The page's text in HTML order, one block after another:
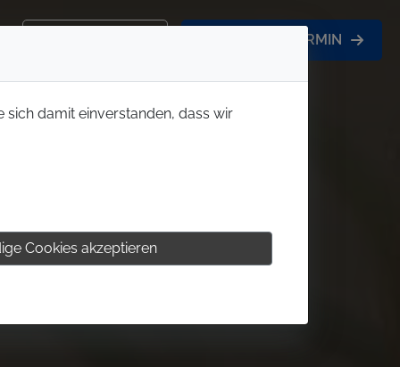
BERATUNGSTERMIN
sich damit einverstanden, dass wir
Cookies akzeptieren